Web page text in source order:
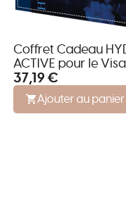
Coffret Cadeau
ACTIVE pour le
Corps
37,19 €
Ajouter au panier